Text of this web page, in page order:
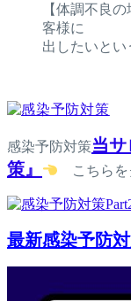
【体調不良
客様に
出したいとい
感染予防対策当
策』
こちらを
最新感染予防